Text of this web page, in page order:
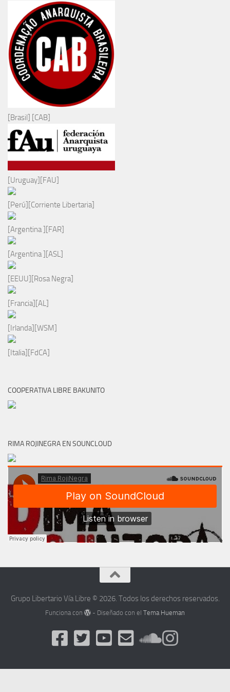
[Brasil] [CAB]
[Uruguay][FAU]
[Perú][Corriente Libertaria]
[Argentina ][FAR]
[Argentina ][ASL]
[EEUU][Rosa Negra]
[Francia][AL]
[Irlanda][WSM]
[Italia][FdCA]
COOPERATIVA LIBRE BAKUNITO
RIMA ROJINEGRA EN SOUNCLOUD
Grupo Libertario Vía Libre © 2026. Todos los derechos reservados.
Funciona con - Diseñado con elTema Hueman